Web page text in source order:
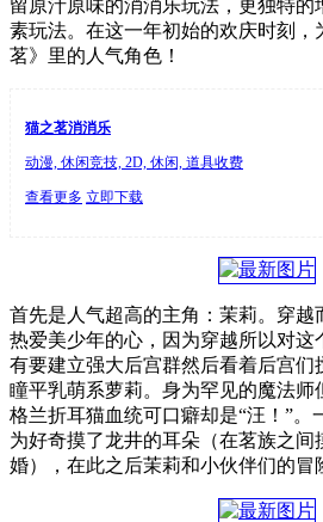
留原汁原味的消消乐玩法，更独特的
素玩法。在这一年初始的欢庆时刻，
茗》里的人气角色！
猫之茗消消乐
动漫, 休闲竞技, 2D, 休闲, 道具收费
查看更多 立即下载
首先是人气超高的主角：茉莉。穿越
热爱美少年的心，因为穿越所以对这
有要建立强大后宫群然后看着后宫们
瞳平乳萌系萝莉。身为罕见的魔法师
格兰折耳猫血统可口癖却是“汪！”。
为好奇摸了龙井的耳朵（在茗族之间
婚），在此之后茉莉和小伙伴们的冒